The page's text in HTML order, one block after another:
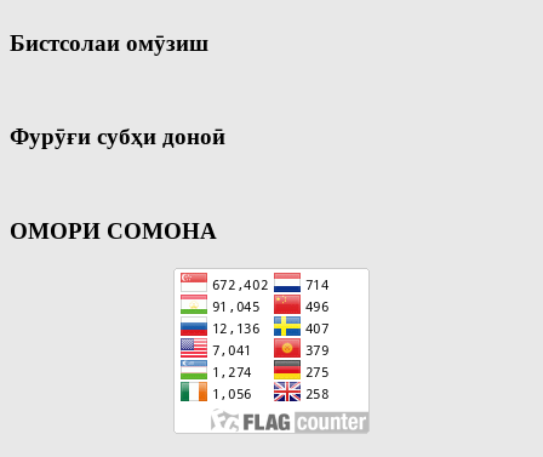
Бистсолаи омӯзиш
Фурӯғи субҳи доноӣ
ОМОРИ СОМОНА